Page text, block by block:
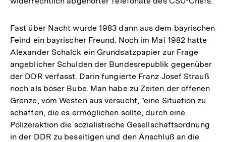
Fast über Nacht wurde 1983 dann aus dem bayrischen
Feind ein bayrischer Freund. Noch im Mai 1982 hatte
Alexander Schalck ein Grundsatzpapier zur Frage
angeblicher Schulden der Bundesrepublik gegenüber
der DDR verfasst. Darin fungierte Franz Josef Strauß
noch als böser Bube. Man habe zu Zeiten der offenen
Grenze, vom Westen aus versucht, "eine Situation zu
schaffen, die es ermöglichen sollte, durch eine
Polizeiaktion die sozialistische Gesellschaftsordnung
in der DDR zu beseitigen und den Anschluß an die